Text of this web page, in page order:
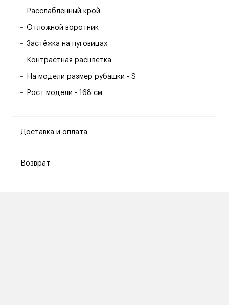
Расслабленный крой
Отложной воротник
Застёжка на пуговицах
Контрастная расцветка
На модели размер рубашки - S
Рост модели - 168 см
Доставка и оплата
Возврат